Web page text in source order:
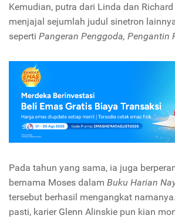
Kemudian, putra dari Linda dan
menjajal sejumlah judul sinetron
seperti Pangeran Penggoda, Pengantin
Pada tahun yang sama, ia juga
bernama Moses dalam Buku Harian
tersebut berhasil mengangkat
pasti, karier Glenn Alinskie pun kian